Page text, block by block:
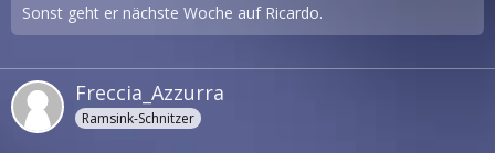
Sonst geht er nächste Woche auf Ricardo.
Freccia_Azzurra
Ramsink-Schnitzer